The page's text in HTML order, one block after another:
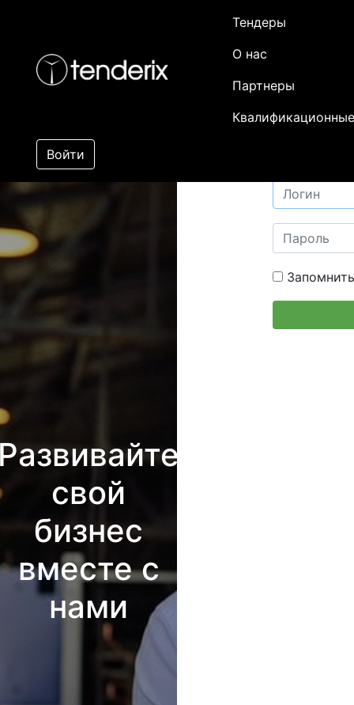
Тендеры
О нас
Партнеры
Войти
свой
бизнес
вместе с
нами